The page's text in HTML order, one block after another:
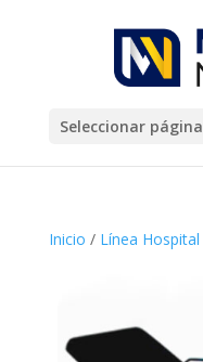
Seleccionar página
Inicio / Línea Hospital